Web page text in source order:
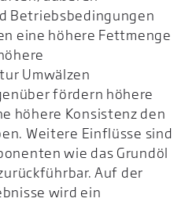
Betriebsbedingungen
eine höhere Fettmenge
Umwälzen
fördern höhere
höhere Konsistenz den
Weitere Einflüsse sind
wie das Grundöl
Auf der
wird ein